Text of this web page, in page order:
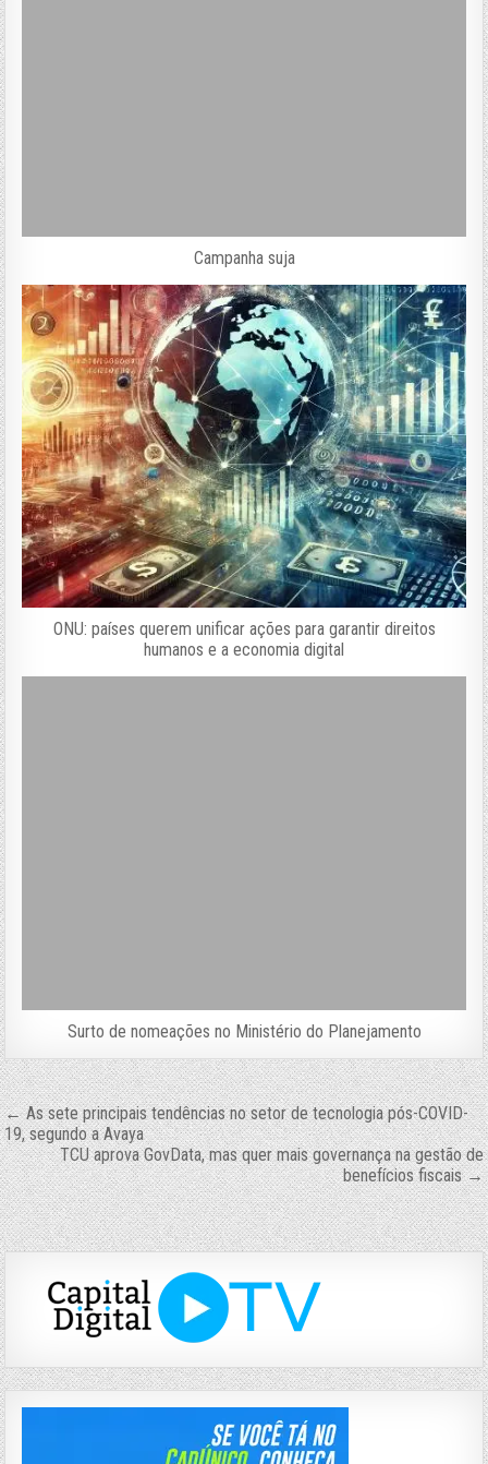
Campanha suja
ONU: países querem unificar ações para garantir direitos
humanos e a economia digital
Surto de nomeações no Ministério do Planejamento
Navegação
de
Post
← As sete principais tendências no setor de tecnologia pós-COVID-
19, segundo a Avaya
TCU aprova GovData, mas quer mais governança na gestão de
benefícios fiscais →